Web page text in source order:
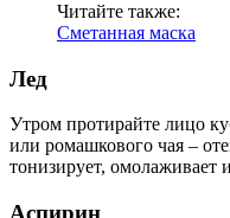
Читайте также:
Сметанная маска
Лед
Утром протирайте лицо
или ромашкового чая –
тонизирует, омолаживает
Аспирин